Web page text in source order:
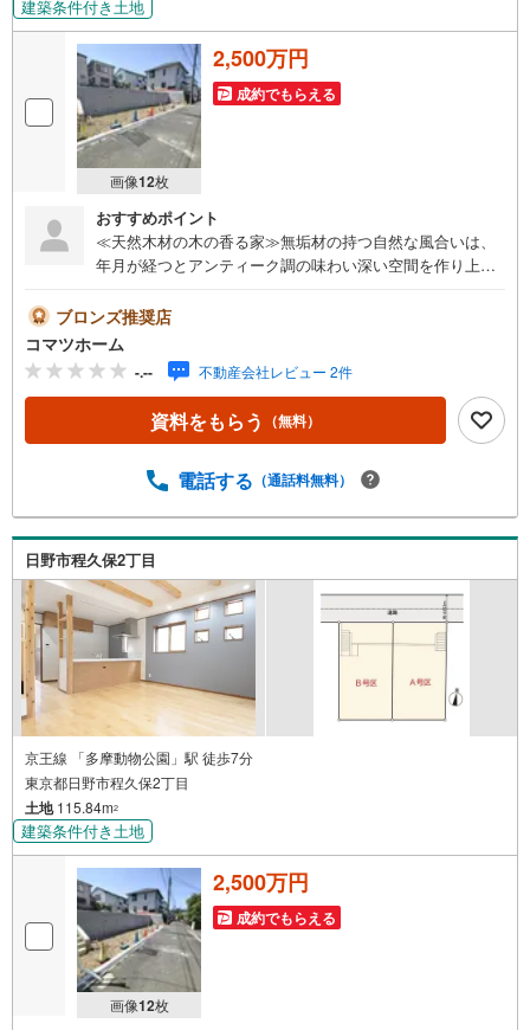
建築条件付き土地
画像12枚
2,500万円
成約でもらえる
おすすめポイント
≪天然木材の木の香る家≫無垢材の持つ自然な風合いは、
年月が経つとアンティーク調の味わい深い空間を作り上
木は調湿作用があり、フローリングは素足でも肌触りが良
く快適に過ごせるのが魅力です。建築物省エネルギー性能
表示制度（BELS評価書取得予定）≪充実の設備・仕様≫・
木目が美しい板張り天井・キッチンに食器洗浄乾燥機・Lo
w-E複層ガラス・浴室換気乾燥暖房機・三面鏡洗面化粧
台・オールインワン浄水栓・16ミリサイディング（外壁に
ング機能」のマイクロガード）
ブロンズ推奨店
コマツホーム
-.-- 不動産会社レビュー 2件
資料をもらう （無料）
電話する （通話料無料）
日野市程久保2丁目
京王線 「多摩動物公園」駅 徒歩7分
東京都日野市程久保2丁目
土地115.84m2
建築条件付き土地
画像12枚
2,500万円
成約でもらえる